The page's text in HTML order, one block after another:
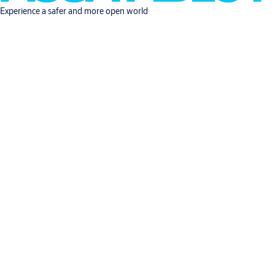
Experience a safer and more open world